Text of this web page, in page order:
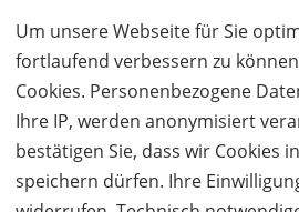
Um unsere Webseite für Sie
fortlaufend verbessern zu
Cookies. Personenbezogene
Ihre IP, werden anonymisiert
bestätigen Sie, dass wir Cookies
speichern dürfen. Ihre
Sommerrodelbahn Vorarlbergs,
Talstation, einen
und verschiedensten Bike-
einladenden
Essen und herrlichen
Sommerrodelbahn